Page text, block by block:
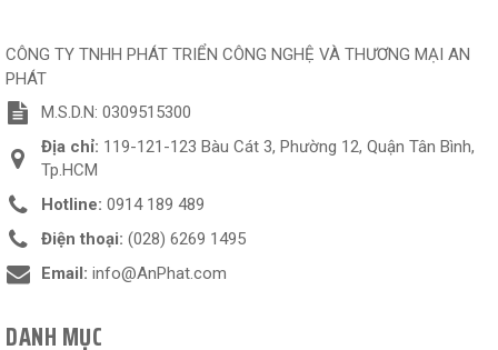
CÔNG TY TNHH PHÁT TRIỂN CÔNG NGHỆ VÀ THƯƠNG MẠI AN
PHÁT
M.S.D.N: 0309515300
Địa chỉ: 119-121-123 Bàu Cát 3, Phường 12, Quận Tân Bình,
Tp.HCM
Hotline: 0914 189 489
Điện thoại: (028) 6269 1495
Email: info@AnPhat.com
DANH MỤC